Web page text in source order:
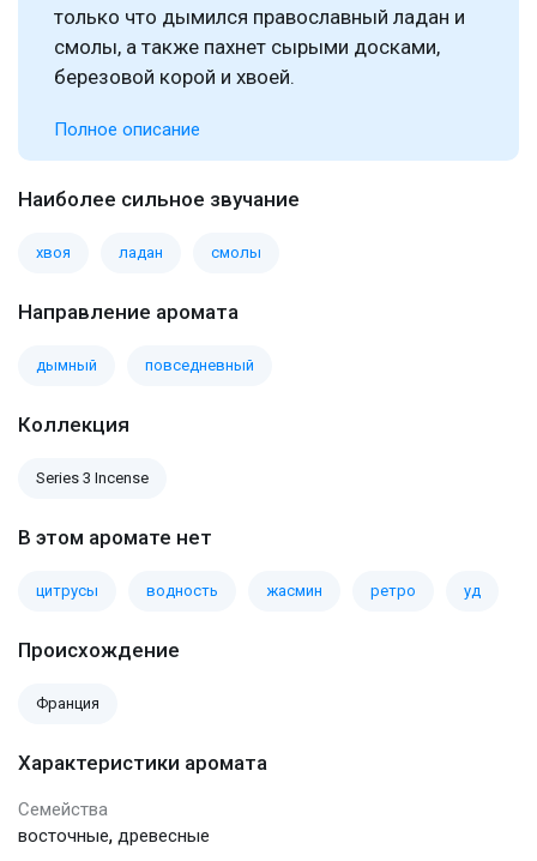
только что дымился православный ладан и
смолы, а также пахнет сырыми досками,
березовой корой и хвоей.
Полное описание
Наиболее сильное звучание
хвоя ладан смолы
Направление аромата
дымный повседневный
Коллекция
Series 3 Incense
В этом аромате нет
цитрусы водность жасмин ретро уд
Происхождение
Франция
Характеристики аромата
Семейства
восточные, древесные